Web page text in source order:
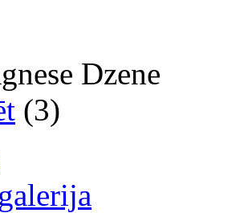
Dzene
(3)